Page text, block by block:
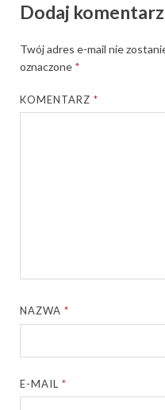
Dodaj komentarz
Twój adres e-mail nie
oznaczone *
KOMENTARZ*
NAZWA*
E-MAIL*